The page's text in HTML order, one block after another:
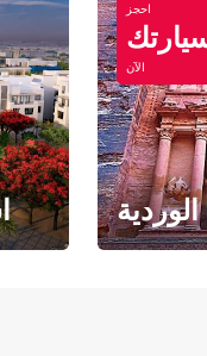
احجز
الآن